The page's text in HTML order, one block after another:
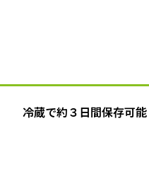
冷蔵で約３日間保存可能